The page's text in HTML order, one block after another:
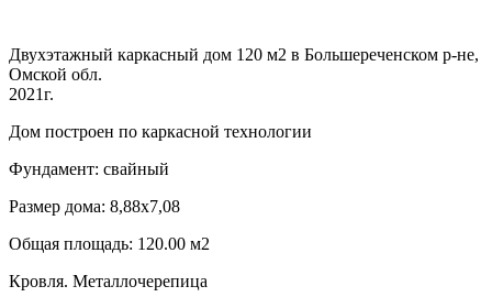
Двухэтажный каркасный дом 120 м2 в Большереченском р-не,
Омской обл.
2021г.
Дом построен по каркасной технологии
Фундамент: свайный
Размер дома: 8,88х7,08
Общая площадь: 120.00 м2
Кровля. Металлочерепица